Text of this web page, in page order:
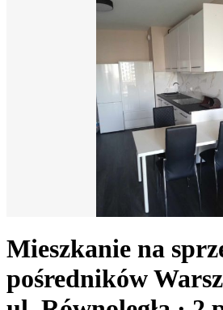
Mieszkanie na
pośredników